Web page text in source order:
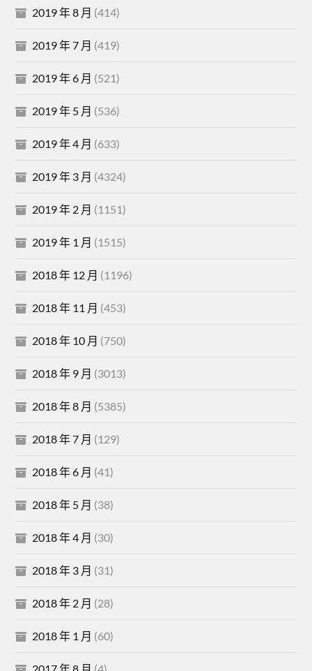
2019 年 8 月 (414)
2019 年 7 月 (419)
2019 年 6 月 (521)
2019 年 5 月 (536)
2019 年 4 月 (633)
2019 年 3 月 (4324)
2019 年 2 月 (1151)
2019 年 1 月 (1515)
2018 年 12 月 (1196)
2018 年 11 月 (453)
2018 年 10 月 (750)
2018 年 9 月 (3013)
2018 年 8 月 (5385)
2018 年 7 月 (129)
2018 年 6 月 (41)
2018 年 5 月 (38)
2018 年 4 月 (30)
2018 年 3 月 (31)
2018 年 2 月 (28)
2018 年 1 月 (60)